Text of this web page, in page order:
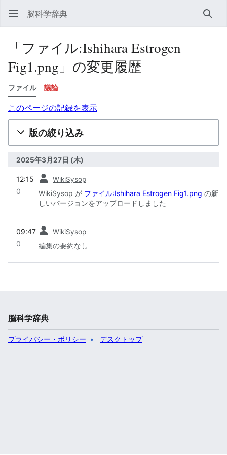
脳科学辞典 検索
「ファイル:Ishihara Estrogen
Fig1.png」の変更履歴
ファイル 議論
このページの記録を表示
版の絞り込み
2025年3月27日 (木)
12:15 WikiSysop
0 WikiSysop が ファイル:Ishihara Estrogen Fig1.png の新
しいバージョンをアップロードしました
09:47 WikiSysop
0 編集の要約なし
脳科学辞典
プライバシー・ポリシー デスクトップ